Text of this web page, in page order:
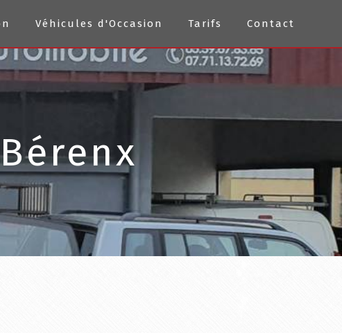
Véhicules d'Occasion Tarifs Contact